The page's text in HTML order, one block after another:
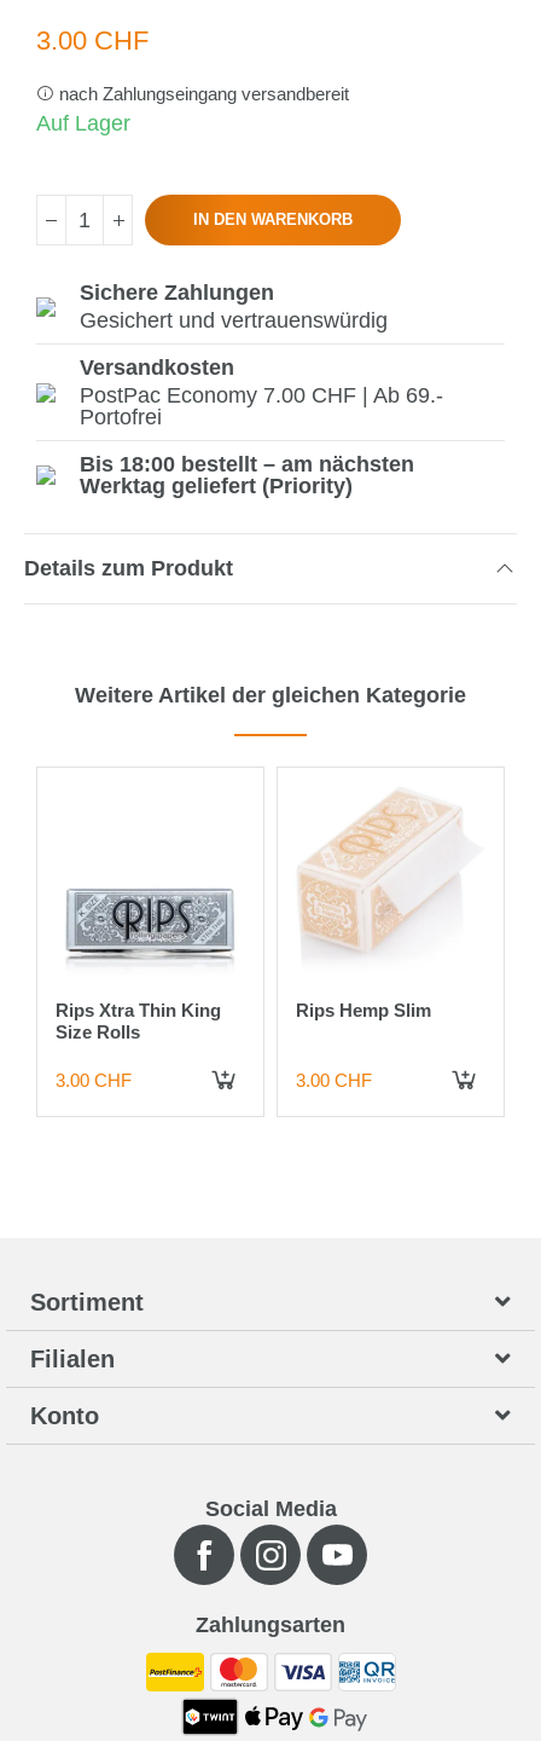
3.00 CHF
nach Zahlungseingang versandbereit
Auf Lager
IN DEN WARENKORB
Sichere Zahlungen
Gesichert und vertrauenswürdig
Versandkosten
PostPac Economy 7.00 CHF | Ab 69.-
Portofrei
Bis 18:00 bestellt – am nächsten
Werktag geliefert (Priority)
Details zum Produkt
Weitere Artikel der gleichen Kategorie
Rips Xtra Thin King
Size Rolls
3.00 CHF
Rips Hemp Slim
3.00 CHF
Sortiment
Filialen
Konto
Social Media
Zahlungsarten